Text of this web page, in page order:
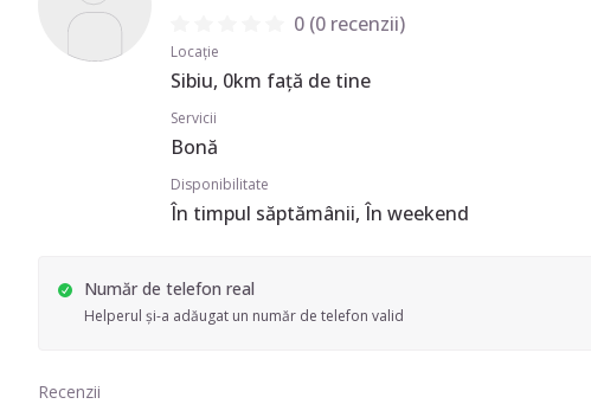
0(0 recenzii)
Locație
Sibiu, 0km față de tine
Servicii
Bonă
Disponibilitate
În timpul săptămânii, În weekend
Număr de telefon real
Helperul și-a adăugat un număr de telefon valid
Recenzii